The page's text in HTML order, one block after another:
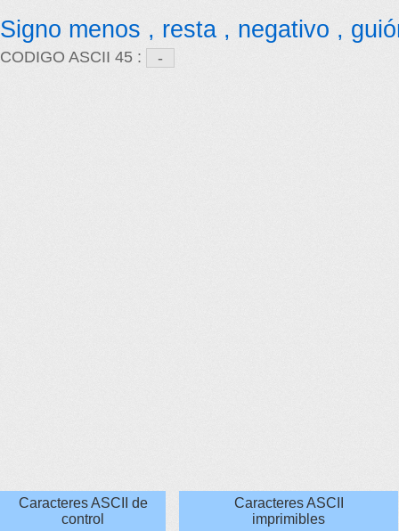
Signo menos , resta , negativo ,
CODIGO ASCII 45 :
Caracteres ASCII de
control
Caracteres ASCII
imprimibles